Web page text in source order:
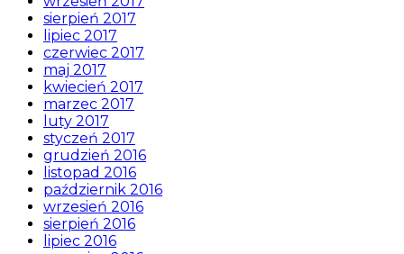
sierpień 2017
lipiec 2017
czerwiec 2017
maj 2017
kwiecień 2017
marzec 2017
luty 2017
styczeń 2017
grudzień 2016
listopad 2016
październik 2016
wrzesień 2016
sierpień 2016
lipiec 2016